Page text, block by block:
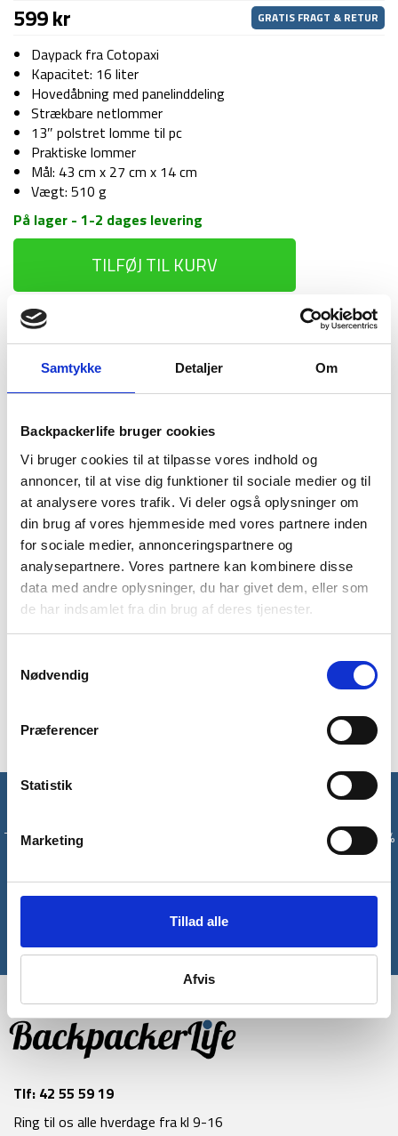
Samtykke Detaljer Om
Backpackerlife bruger cookies
Vi bruger cookies til at tilpasse vores indhold og
annoncer, til at vise dig funktioner til sociale medier og til
at analysere vores trafik. Vi deler også oplysninger om
din brug af vores hjemmeside med vores partnere inden
for sociale medier, annonceringspartnere og
analysepartnere. Vores partnere kan kombinere disse
data med andre oplysninger, du har givet dem, eller som
de har indsamlet fra din brug af deres tjenester.
Nødvendig
Præferencer
Statistik
Marketing
Tillad alle
Afvis
599kr GRATIS FRAGT & RETUR
Daypack fra Cotopaxi
Kapacitet: 16 liter
Hovedåbning med panelinddeling
Strækbare netlommer
13″ polstret lomme til pc
Praktiske lommer
Mål: 43 cm x 27 cm x 14 cm
Vægt: 510 g
På lager - 1-2 dages levering
Rygsæk
Cotopaxi
Tasra
16
antal
TILFØJ TIL KURV
100 dages
BESKRIVELSE BRAND FAQ
Tasra daypack fra Cotopaxi i sort er en farverig og praktisk
model. Den kan rumme op til 16 liter og kommer med
praktiske lommer og organiseringsmuligheder. Der er flere
inddelinger i diverse lommer samt strækbare netlommer på
siden til en drikkedunk eller andet.
Denne rygsæk er god til rejsen, hverdagen eller til skolebrug.
have denne med sig nemt og sikkert.
Tilmeld dig vores nyhedsbrev og modtag med det samme en 10%
*Gælder ikke allerede nedsatte varer
Tlf: 42 55 59 19
Ring til os alle hverdage fra kl 9-16